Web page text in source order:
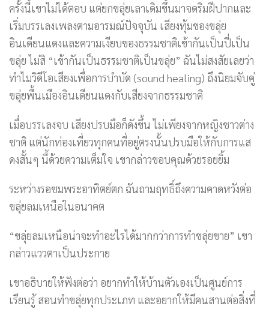
ครั้งนี้เขาไม่ได้ตอบ แต่ยกขลุ่ยเลาเดิมขึ้นมาจดริมฝีปากและ
เริ่มบรรเลงเพลงตามอารมณ์ปัจจุบัน เสียงทุ้มของขลุ่ย
อินเดียนแดงและความเงียบของธรรมชาติเข้ากันเป็นปี่เป็น
ขลุ่ย ไม่สิ “เข้ากันเป็นธรรมชาติเป็นขลุ่ย” ฉันไม่สงสัยเลยว่า
ทำไมวิดีโอเสียงเพื่อการบำบัด (sound healing) ถึงนิยมจับคู่
ขลุ่ยพื้นเมืองอินเดียนแดงกับเสียงจากธรรมชาติ
เมื่อบรรเลงจบ เสียงปรบมือก็ดังขึ้น ไม่เพียงจากหญิงชาวต่าง
ชาติ แต่นักท่องเที่ยวทุกคนที่อยู่ตรงนั้นปรบมือให้กับการแส
ดงสั้นๆ นี้ด้วยความเต็มใจ เขากล่าวขอบคุณด้วยรอยยิ้ม
ระหว่างรอชมพระอาทิตย์ตก ฉันถามฤทธิ์ถึงความคาดหวังต่อ
ขลุ่ยลมเหนือในอนาคต
“ขลุ่ยลมเหนือน่าจะทำอะไรได้มากกว่าการทำขลุ่ยขาย” เขา
กล่าวแววตาเป็นประกาย
เขาอธิบายให้ฟังต่อว่า อยากทำให้บ้านตัวเองเป็นศูนย์การ
เรียนรู้ สอนทำขลุ่ยทุกประเภท และอยากให้มีคนสานต่อสิ่งที่